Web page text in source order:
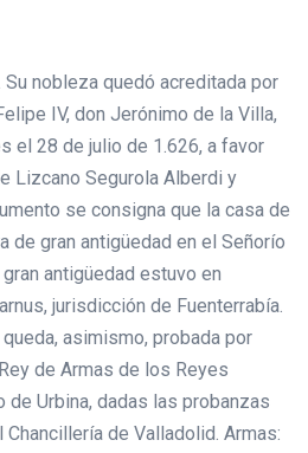
nobleza quedó acreditada por
IV, don Jerónimo de la Villa,
el 28 de julio de 1.626, a favor
Lizcano Segurola Alberdi y
se consigna que la casa de
de gran antigüedad en el Señorío
antigüedad estuvo en
jurisdicción de Fuenterrabía.
asimismo, probada por
de Armas de los Reyes
Urbina, dadas las probanzas
de Valladolid. Armas: